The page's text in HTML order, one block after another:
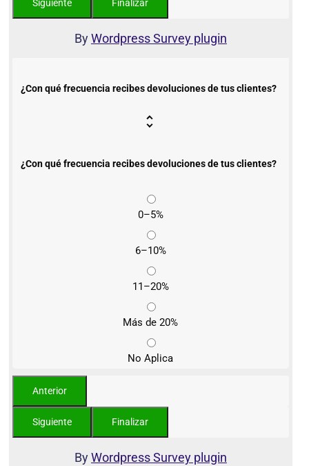
ByWordpress Survey plugin
¿Con qué frecuencia recibes devoluciones de tus clientes?
¿Con qué frecuencia recibes devoluciones de tus clientes?
0–5%
6–10%
11–20%
Más de 20%
No Aplica
ByWordpress Survey plugin